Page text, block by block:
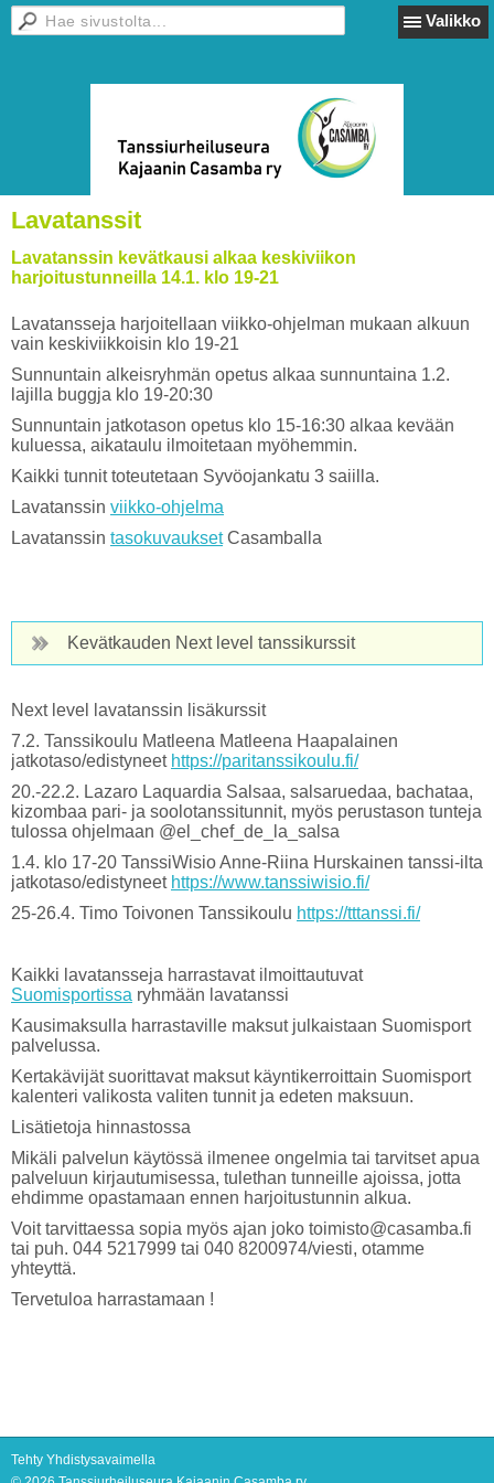
Valikko
Lavatanssit
Lavatanssin kevätkausi alkaa keskiviikon
harjoitustunneilla 14.1. klo 19-21
Lavatansseja harjoitellaan viikko-ohjelman mukaan alkuun
vain keskiviikkoisin klo 19-21
Sunnuntain alkeisryhmän opetus alkaa sunnuntaina 1.2.
lajilla buggja klo 19-20:30
Sunnuntain jatkotason opetus klo 15-16:30 alkaa kevään
kuluessa, aikataulu ilmoitetaan myöhemmin.
Kaikki tunnit toteutetaan Syvöojankatu 3 saiilla.
Lavatanssin viikko-ohjelma
Lavatanssin tasokuvauksetCasamballa
Kevätkauden Next level tanssikurssit
Next level lavatanssin lisäkurssit
7.2. Tanssikoulu Matleena Matleena Haapalainen
jatkotaso/edistyneet https://paritanssikoulu.fi/
20.-22.2. Lazaro Laquardia Salsaa, salsaruedaa, bachataa,
kizombaa pari- ja soolotanssitunnit, myös perustason tunteja
tulossa ohjelmaan @el_chef_de_la_salsa
1.4. klo 17-20 TanssiWisio Anne-Riina Hurskainen tanssi-ilta
jatkotaso/edistyneet https://www.tanssiwisio.fi/
25-26.4. Timo Toivonen Tanssikoulu https://tttanssi.fi/
Kaikki lavatansseja harrastavat ilmoittautuvat
Suomisportissa ryhmään lavatanssi
Kausimaksulla harrastaville maksut julkaistaan Suomisport
palvelussa.
Kertakävijät suorittavat maksut käyntikerroittain Suomisport
kalenteri valikosta valiten tunnit ja edeten maksuun.
Lisätietoja hinnastossa
Mikäli palvelun käytössä ilmenee ongelmia tai tarvitset apua
palveluun kirjautumisessa, tulethan tunneille ajoissa, jotta
ehdimme opastamaan ennen harjoitustunnin alkua.
Voit tarvittaessa sopia myös ajan joko toimisto@casamba.fi
tai puh. 044 5217999 tai 040 8200974/viesti, otamme
yhteyttä.
Tervetuloa harrastamaan !
Tehty Yhdistysavaimella